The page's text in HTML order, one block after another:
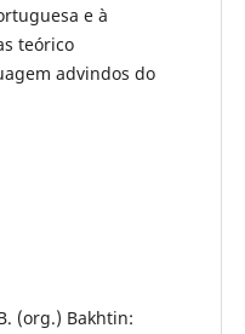
e à
teórico
advindos do
(org.) Bakhtin: